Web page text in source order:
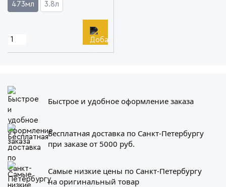
473мл 3.8л
Быстрое и удобное оформление заказа
Бесплатная доставка по Санкт-Петербургу
при заказе от 5000 руб.
Самые низкие цены по Санкт-Петербургу
на оригинальный товар